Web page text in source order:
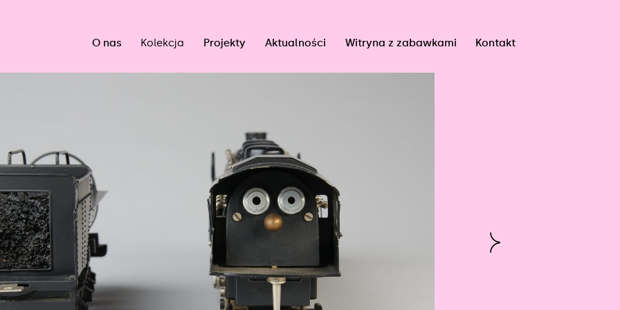
O nas Kolekcja Projekty Aktualności Witryna z zabawkami Kontakt